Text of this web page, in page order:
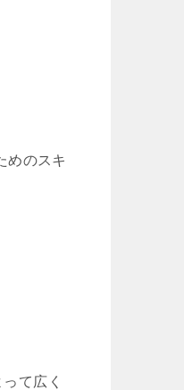
めのスキ
て広く